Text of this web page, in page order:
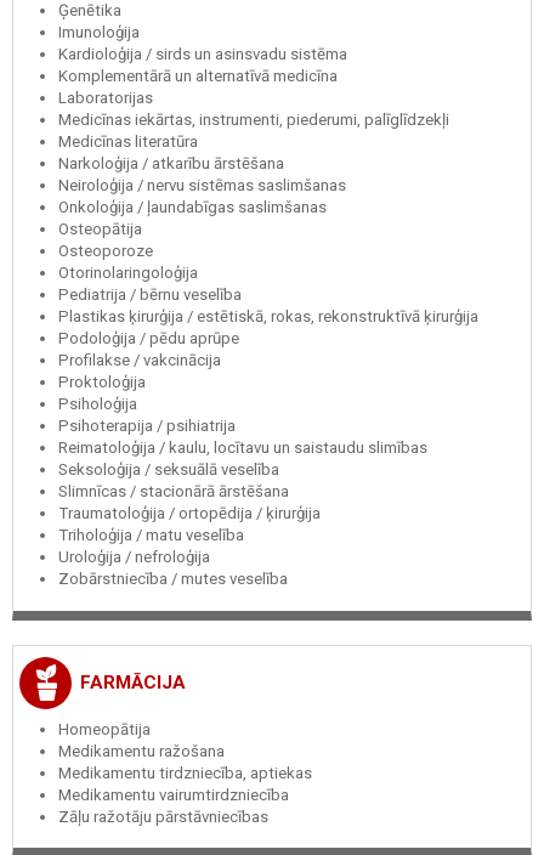
Ģenētika
Imunoloģija
Kardioloģija / sirds un asinsvadu sistēma
Komplementārā un alternatīvā medicīna
Laboratorijas
Medicīnas iekārtas, instrumenti, piederumi, palīglīdzekļi
Medicīnas literatūra
Narkoloģija / atkarību ārstēšana
Neiroloģija / nervu sistēmas saslimšanas
Onkoloģija / ļaundabīgas saslimšanas
Osteopātija
Osteoporoze
Otorinolaringoloģija
Pediatrija / bērnu veselība
Plastikas ķirurģija / estētiskā, rokas, rekonstruktīvā ķirurģija
Podoloģija / pēdu aprūpe
Profilakse / vakcinācija
Proktoloģija
Psiholoģija
Psihoterapija / psihiatrija
Reimatoloģija / kaulu, locītavu un saistaudu slimības
Seksoloģija / seksuālā veselība
Slimnīcas / stacionārā ārstēšana
Traumatoloģija / ortopēdija / ķirurģija
Triholoģija / matu veselība
Uroloģija / nefroloģija
Zobārstniecība / mutes veselība
FARMĀCIJA
Homeopātija
Medikamentu ražošana
Medikamentu tirdzniecība, aptiekas
Medikamentu vairumtirdzniecība
Zāļu ražotāju pārstāvniecības